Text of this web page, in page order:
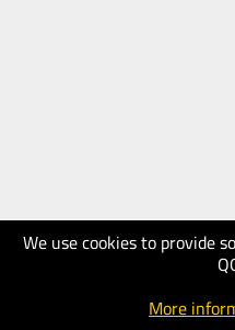
We use cookies to provide
More